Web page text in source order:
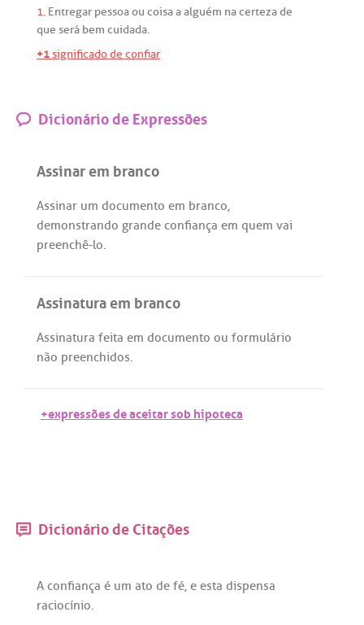
1. Entregar pessoaou coisaaalguém nacertezade
que será bem cuidada.
+1significado de confiar
Dicionário de Expressões
Assinar em branco
Assinar um documento em branco,
demonstrando grande confiança em quem vai
preenchê-lo.
Assinatura em branco
Assinatura feita em documento ou formulário
não preenchidos.
+expressões de aceitar sob hipoteca
Dicionário de Citações
A confiança é um ato de fé, e esta dispensa
raciocínio.